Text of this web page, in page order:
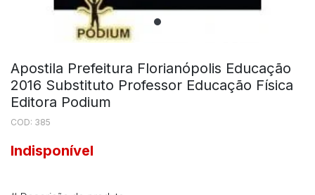
Apostila Prefeitura Florianópolis Educação
2016 Substituto Professor Educação Física
Editora Podium
COD: 385
Indisponível